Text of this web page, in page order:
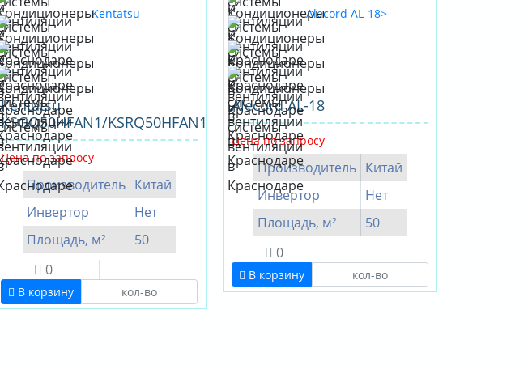
Kentatsu
KSGQ50HFAN1/KSRQ50HFAN1
Цена по запросу
Производитель Китай
Инвертор
Нет
Площадь, м²
50
0
В корзину
Alecord AL-18
Цена по запросу
Производитель Китай
Инвертор
Нет
Площадь, м²
50
0
В корзину